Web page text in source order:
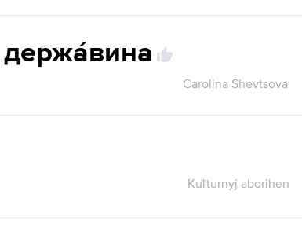
держа́вина
Carolina Shevtsova
Kuľturnyj aborihen